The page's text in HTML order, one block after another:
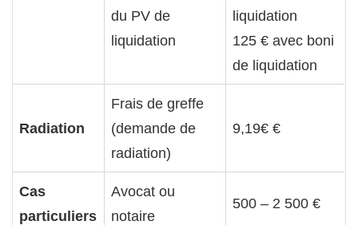
du PV de
liquidation
liquidation
125 € avec boni
de liquidation
Radiation
Frais de greffe
(demande de
radiation)
9,19€ €
Cas
particuliers
Avocat ou
notaire
500 – 2 500 €